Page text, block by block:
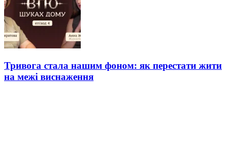
Тривога стала нашим фоном: як перестати жити
на межі виснаження